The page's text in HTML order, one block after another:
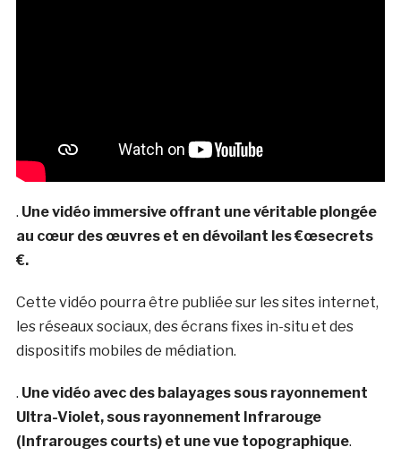
. Une vidéo immersive offrant une véritable plongée
au cœur des œuvres et en dévoilant les €œsecrets
€.
Cette vidéo pourra être publiée sur les sites internet,
les réseaux sociaux, des écrans fixes in-situ et des
dispositifs mobiles de médiation.
. Une vidéo avec des balayages sous rayonnement
Ultra-Violet, sous rayonnement Infrarouge
(Infrarouges courts) et une vue topographique.